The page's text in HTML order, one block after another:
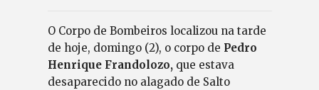
O Corpo de Bombeiros localizou na tarde
de hoje, domingo (2), o corpo de Pedro
Henrique Frandolozo, que estava
desaparecido no alagado de Salto